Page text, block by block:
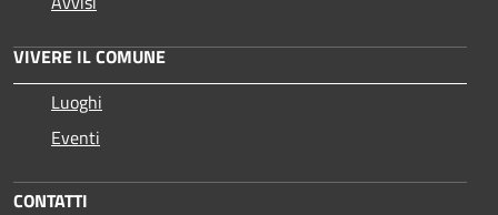
VIVERE IL COMUNE
Luoghi
Eventi
CONTATTI